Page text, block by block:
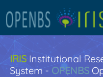
IRISInstitutional
System - OPENBS